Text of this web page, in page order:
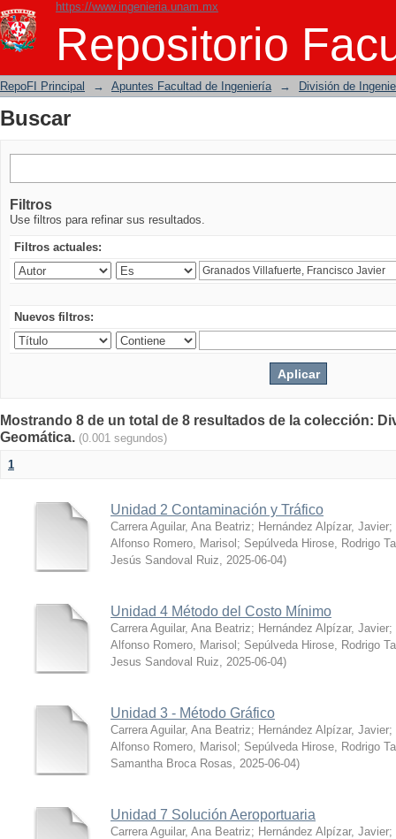
https://www.ingenieria.unam.mx
Repositorio
Buscar
RepoFI Principal → Apuntes Facultad de Ingeniería → División de
Buscar
Filtros
Use filtros para refinar sus resultados.
Filtros actuales:
Nuevos filtros:
Mostrando 8 de un total de 8 resultados de la colección:
Geomática. (0.001 segundos)
1
Unidad 2 Contaminación y Tráfico
Carrera Aguilar, Ana Beatriz; Hernández Alpízar, Javier;
Alfonso Romero, Marisol ; Sepúlveda Hirose, Rodrigo
Jesús Sandoval Ruiz, 2025-06-04)
Unidad 4 Método del Costo Mínimo
Carrera Aguilar, Ana Beatriz; Hernández Alpízar, Javier;
Alfonso Romero, Marisol ; Sepúlveda Hirose, Rodrigo
Jesus Sandoval Ruiz, 2025-06-04)
Unidad 3 - Método Gráfico
Carrera Aguilar, Ana Beatriz; Hernández Alpízar, Javier;
Alfonso Romero, Marisol ; Sepúlveda Hirose, Rodrigo
Samantha Broca Rosas, 2025-06-04)
Unidad 7 Solución Aeroportuaria
Carrera Aguilar, Ana Beatriz; Hernández Alpízar, Javier;